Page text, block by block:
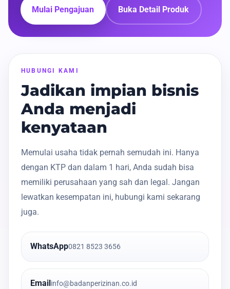
Mulai Pengajuan Buka Detail Produk
HUBUNGI KAMI
Jadikan impian bisnis
Anda menjadi
kenyataan
Memulai usaha tidak pernah semudah ini. Hanya
dengan KTP dan dalam 1 hari, Anda sudah bisa
memiliki perusahaan yang sah dan legal. Jangan
lewatkan kesempatan ini, hubungi kami sekarang
juga.
WhatsApp0821 8523 3656
Email info@badanperizinan.co.id